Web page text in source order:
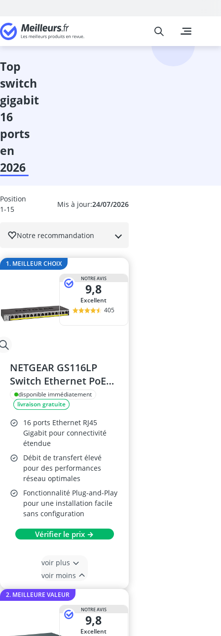
Informatique
Acer Aspire 5
Meilleurs
top
switch
gigabit
16
ports
en
2026
Mis à jour:24/07/2026
Position
1-15
Notre recommandation
1. MEILLEUR CHOIX
NOTRE AVIS
9,8
Excellent
405
NETGEAR GS116LP
Switch Ethernet PoE+
16 Ports Gigabit
disponible immédiatement
livraison gratuite
16 ports Ethernet RJ45
Gigabit pour connectivité
étendue
Débit de transfert élevé
pour des performances
réseau optimales
Fonctionnalité Plug-and-Play
pour une installation facile
sans configuration
Vérifier le prix →
voir plus
voir moins
2. MEILLEURE VALEUR
NOTRE AVIS
9,8
Excellent